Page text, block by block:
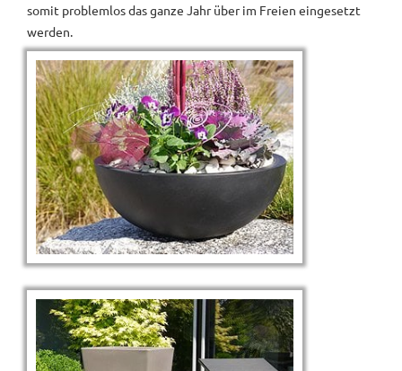
somit problemlos das ganze Jahr über im Freien eingesetzt
werden.